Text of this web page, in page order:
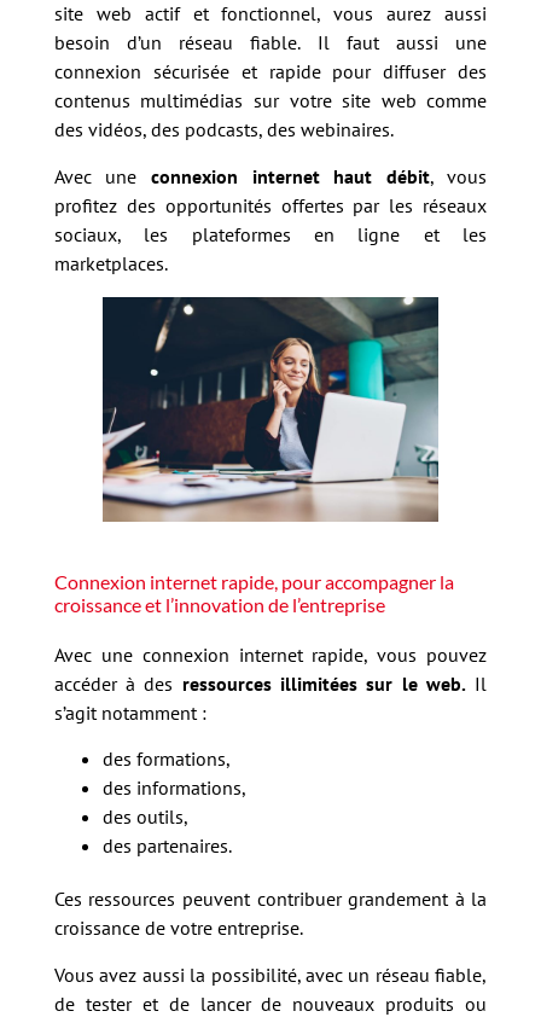
site web actif et fonctionnel, vous aurez aussi
besoin d’un réseau fiable. Il faut aussi une
connexion sécurisée et rapide pour diffuser des
contenus multimédias sur votre site web comme
des vidéos, des podcasts, des webinaires.
Avec une connexion internet haut débit, vous
profitez des opportunités offertes par les réseaux
sociaux, les plateformes en ligne et les
marketplaces.
Connexion internet rapide, pour accompagner la
croissance et l’innovation de l’entreprise
Avec une connexion internet rapide, vous pouvez
accéder à des ressources illimitées sur le web.Il
s’agit notamment :
des formations,
des informations,
des outils,
des partenaires.
Ces ressources peuvent contribuer grandement à la
croissance de votre entreprise.
Vous avez aussi la possibilité, avec un réseau fiable,
de tester et de lancer de nouveaux produits ou